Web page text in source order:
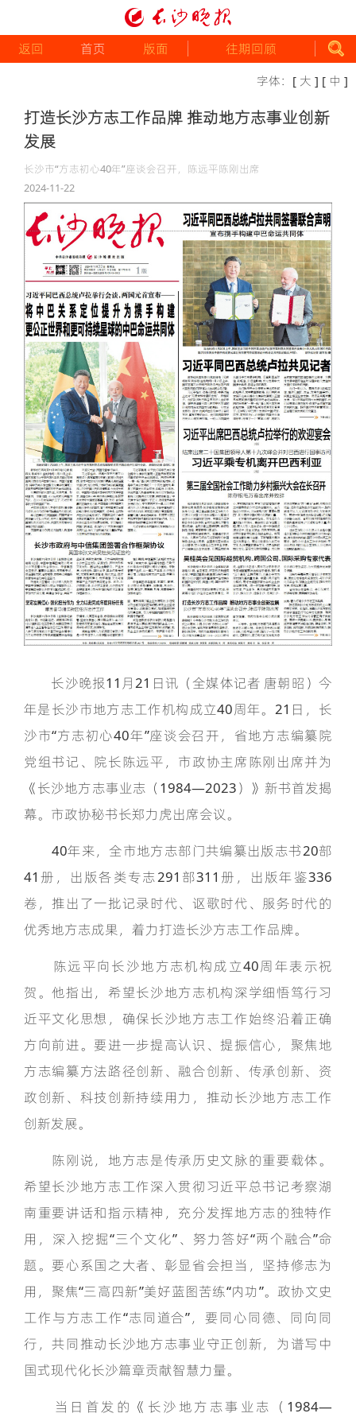
返回 首页 版面 往期回顾
字体： [ 大 ] [ 中 ]
打造长沙方志工作品牌 推动地方志事业创新
发展
长沙市“方志初心40年”座谈会召开，陈远平陈刚出席
2024-11-22
长沙晚报11月21日讯（全媒体记者 唐朝昭）今
年是长沙市地方志工作机构成立40周年。21日，长
沙市“方志初心40年”座谈会召开，省地方志编纂院
党组书记、院长陈远平，市政协主席陈刚出席并为
《长沙地方志事业志（1984—2023）》新书首发揭
幕。市政协秘书长郑力虎出席会议。
40年来，全市地方志部门共编纂出版志书20部
41册，出版各类专志291部311册，出版年鉴336
卷，推出了一批记录时代、讴歌时代、服务时代的
优秀地方志成果，着力打造长沙方志工作品牌。
陈远平向长沙地方志机构成立40周年表示祝
贺。他指出，希望长沙地方志机构深学细悟笃行习
近平文化思想，确保长沙地方志工作始终沿着正确
方向前进。要进一步提高认识、提振信心，聚焦地
方志编纂方法路径创新、融合创新、传承创新、资
政创新、科技创新持续用力，推动长沙地方志工作
创新发展。
陈刚说，地方志是传承历史文脉的重要载体。
希望长沙地方志工作深入贯彻习近平总书记考察湖
南重要讲话和指示精神，充分发挥地方志的独特作
用，深入挖掘“三个文化”、努力答好“两个融合”命
题。要心系国之大者、彰显省会担当，坚持修志为
用，聚焦“三高四新”美好蓝图苦练“内功”。政协文史
工作与方志工作“志同道合”，要同心同德、同向同
行，共同推动长沙地方志事业守正创新，为谱写中
国式现代化长沙篇章贡献智慧力量。
当日首发的《长沙地方志事业志（1984—